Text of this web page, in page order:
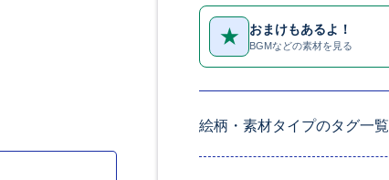
★ おまけもあるよ！
BGMなどの素材を見る
絵柄・素材タイプのタグ一覧